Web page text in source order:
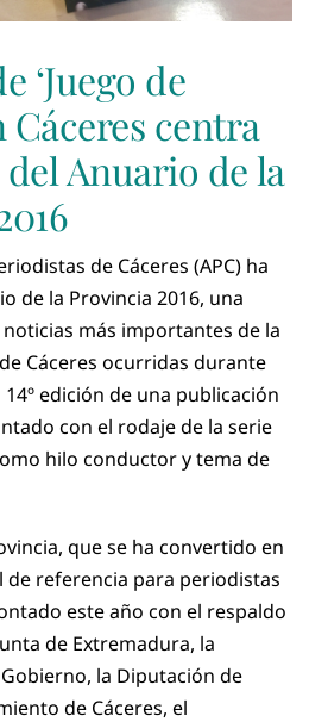
‘Juego de
Cáceres centra
Anuario de la
de Cáceres (APC) ha
de la Provincia 2016, una
más importantes de la
Cáceres ocurridas durante
edición de una publicación
con el rodaje de la serie
hilo conductor y tema de
que se ha convertido en
referencia para periodistas
este año con el respaldo
de Extremadura, la
la Diputación de
de Cáceres, el